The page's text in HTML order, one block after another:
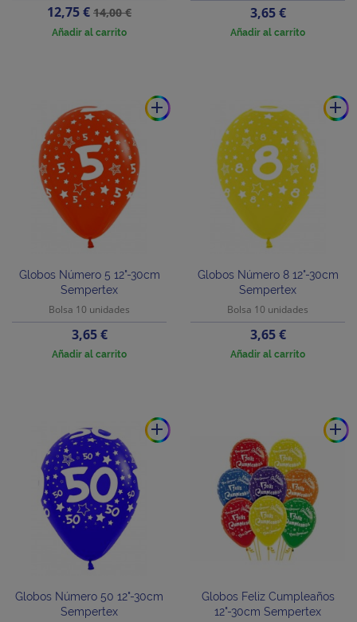
Precio
12,75 €Precio
base
14,00 €
Añadir al carrito
Precio
3,65 €
Añadir al carrito
add
Globos Número 5 12"-30cm
Sempertex
Bolsa 10 unidades
Precio
3,65 €
Añadir al carrito
add
Globos Número 8 12"-30cm
Sempertex
Bolsa 10 unidades
Precio
3,65 €
Añadir al carrito
add
Globos Número 50 12"-30cm
Sempertex
add
Globos Feliz Cumpleaños
12"-30cm Sempertex